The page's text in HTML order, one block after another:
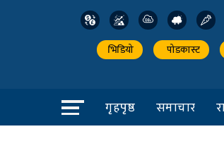
भिडियो पोडकास्ट
गृहपृष्ठ समाचार